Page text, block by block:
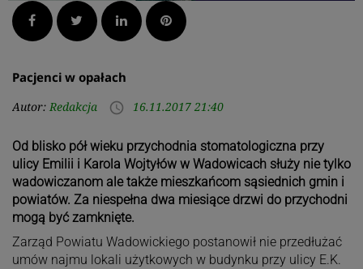
Facebook Twitter LinkedInPinterest
Pacjenci w opałach
Autor: Redakcja access_time 16.11.2017 21:40
Od blisko pół wieku przychodnia stomatologiczna przy
ulicy Emilii i Karola Wojtyłów w Wadowicach służy nie tylko
wadowiczanom ale także mieszkańcom sąsiednich gmin i
powiatów. Za niespełna dwa miesiące drzwi do przychodni
mogą być zamknięte.
Zarząd Powiatu Wadowickiego postanowił nie przedłużać
umów najmu lokali użytkowych w budynku przy ulicy E.K.